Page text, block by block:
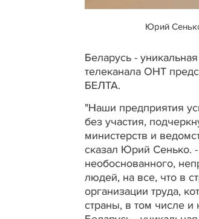
Юрий
Беларусь -
телеканала ОНТ
БЕЛТА.
"Наши предприятия
без участия,
министерств и
сказал Юрий Сенько.
необоснованного,
людей, на все, что в
организации труда,
страны, в том числе